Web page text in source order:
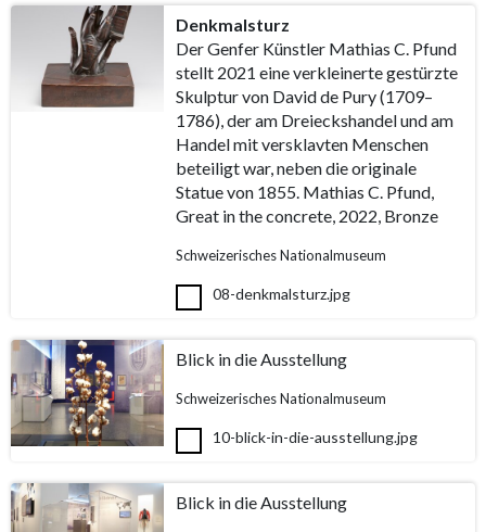
Denkmalsturz
Der Genfer Künstler Mathias C. Pfund
stellt 2021 eine verkleinerte gestürzte
Skulptur von David de Pury (1709–
1786), der am Dreieckshandel und am
Handel mit versklavten Menschen
beteiligt war, neben die originale
Statue von 1855. Mathias C. Pfund,
Great in the concrete, 2022, Bronze
Schweizerisches Nationalmuseum
08-denkmalsturz.jpg
Blick in die Ausstellung
Schweizerisches Nationalmuseum
10-blick-in-die-ausstellung.jpg
Blick in die Ausstellung